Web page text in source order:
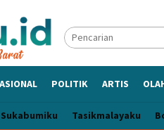
POLITIK ARTIS
Sukabumiku Tasikmalayaku